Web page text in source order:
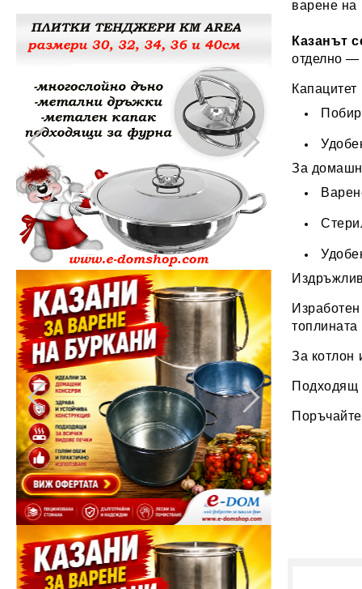
Други домашни потреби
варене на
Казанът
отделно —
Капацитет
За
Изработен
За котлон
Подходящ